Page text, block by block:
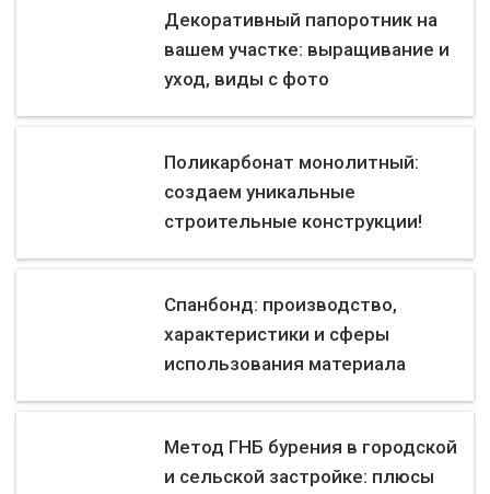
Декоративный папоротник на
вашем участке: выращивание и
уход, виды с фото
Поликарбонат монолитный:
создаем уникальные
строительные конструкции!
Спанбонд: производство,
характеристики и сферы
использования материала
Метод ГНБ бурения в городской
и сельской застройке: плюсы